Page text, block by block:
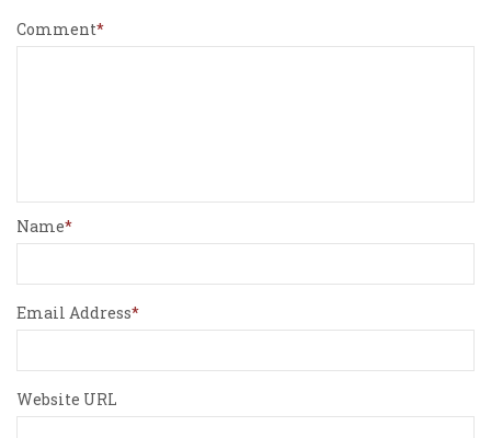
Comment
Name
Email Address
Website URL